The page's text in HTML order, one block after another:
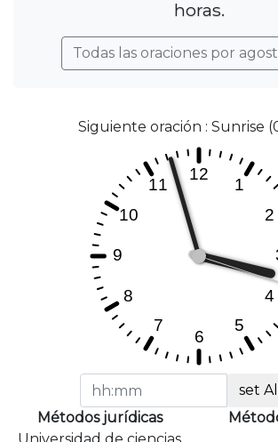
horas.
Todas las oraciones por
Siguiente oración : Sunrise
set
Métodos jurídicas